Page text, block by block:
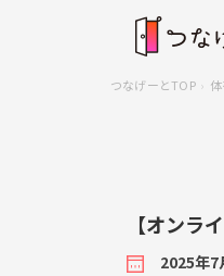
つなげーとTOP
【オンラ
2025年